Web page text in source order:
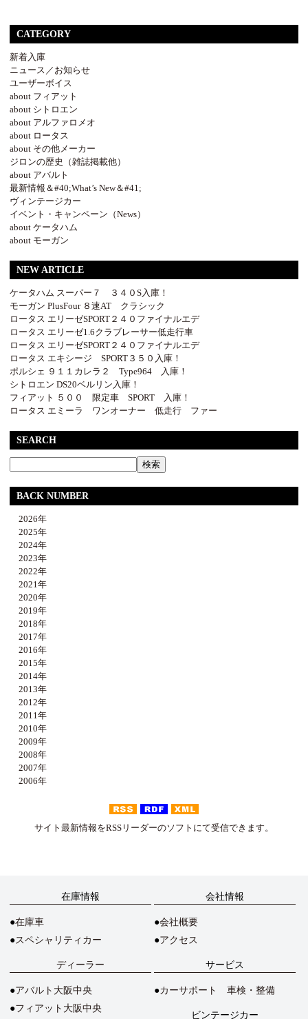
CATEGORY
新着入庫
ニュース／お知らせ
ユーザーボイス
about フィアット
about シトロエン
about アルファロメオ
about ロータス
about その他メーカー
ジロンの歴史（雑誌掲載他）
about アバルト
最新情報＆#40;What’s New＆#41;
ヴィンテージカー
イベント・キャンペーン（News）
about ケータハム
about モーガン
NEW ARTICLE
ケータハム スーパー７ ３４０S入庫！
モーガン PlusFour ８速AT クラシック
ロータス エリーゼSPORT２４０ファイナルエデ
ロータス エリーゼ1.6クラブレーサー低走行車
ロータス エリーゼSPORT２４０ファイナルエデ
ロータス エキシージ SPORT３５０入庫！
ポルシェ ９１１カレラ２ Type964 入庫！
シトロエン DS20ベルリン入庫！
フィアット ５００ 限定車 SPORT 入庫！
ロータス エミーラ ワンオーナー 低走行 ファー
SEARCH
BACK NUMBER
2026年
2025年
2024年
2023年
2022年
2021年
2020年
2019年
2018年
2017年
2016年
2015年
2014年
2013年
2012年
2011年
2010年
2009年
2008年
2007年
2006年
サイト最新情報をRSSリーダーのソフトにて受信できます。
在庫情報
在庫車
スペシャリティカー
会社情報
会社概要
アクセス
ディーラー
アバルト大阪中央
フィアット大阪中央
サービス
カーサポート 車検・整備
ビンテージカー